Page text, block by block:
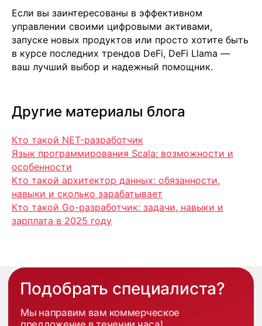
Если вы заинтересованы в эффективном
управлении своими цифровыми активами,
запуске новых продуктов или просто хотите быть
в курсе последних трендов DeFi, DeFi Llama —
ваш лучший выбор и надежный помощник.
Другие материалы блога
Кто такой NET-разработчик
Язык программирования Scala: возможности и
особенности
Кто такой архитектор данных: обязанности,
навыки и сколько зарабатывает
Кто такой Go-разработчик: задачи, навыки и
зарплата в 2025 году
Политика конфиденциальности